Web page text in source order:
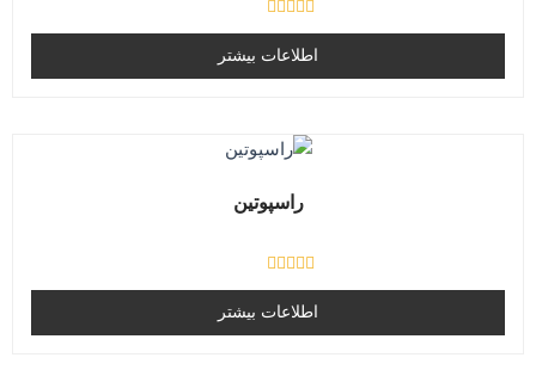
ا
م
ت
ی
0
ا
اطلاعات بیشتر
راسپوتین
ا
م
ت
ی
اطلاعات بیشتر